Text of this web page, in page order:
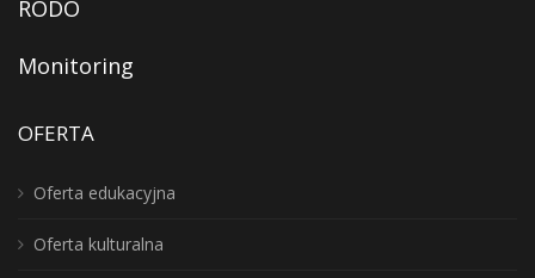
RODO
Monitoring
OFERTA
Oferta edukacyjna
Oferta kulturalna